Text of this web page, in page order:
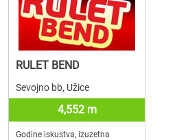
RULET BEND
Sevojno bb, Užice
4,552 m
Godine iskustva, izuzetna